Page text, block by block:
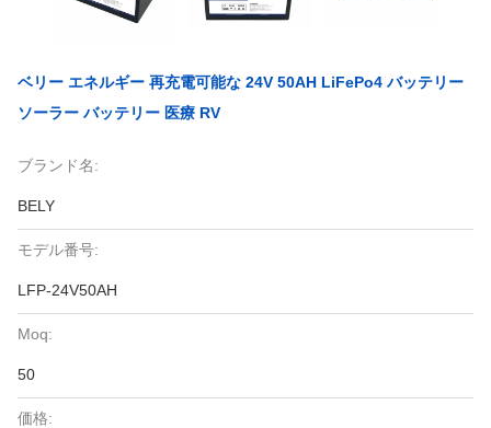
ベリー エネルギー 再充電可能な 24V 50AH LiFePo4 バッテリー
ソーラー バッテリー 医療 RV
ブランド名:
BELY
モデル番号:
LFP-24V50AH
Moq:
50
価格: